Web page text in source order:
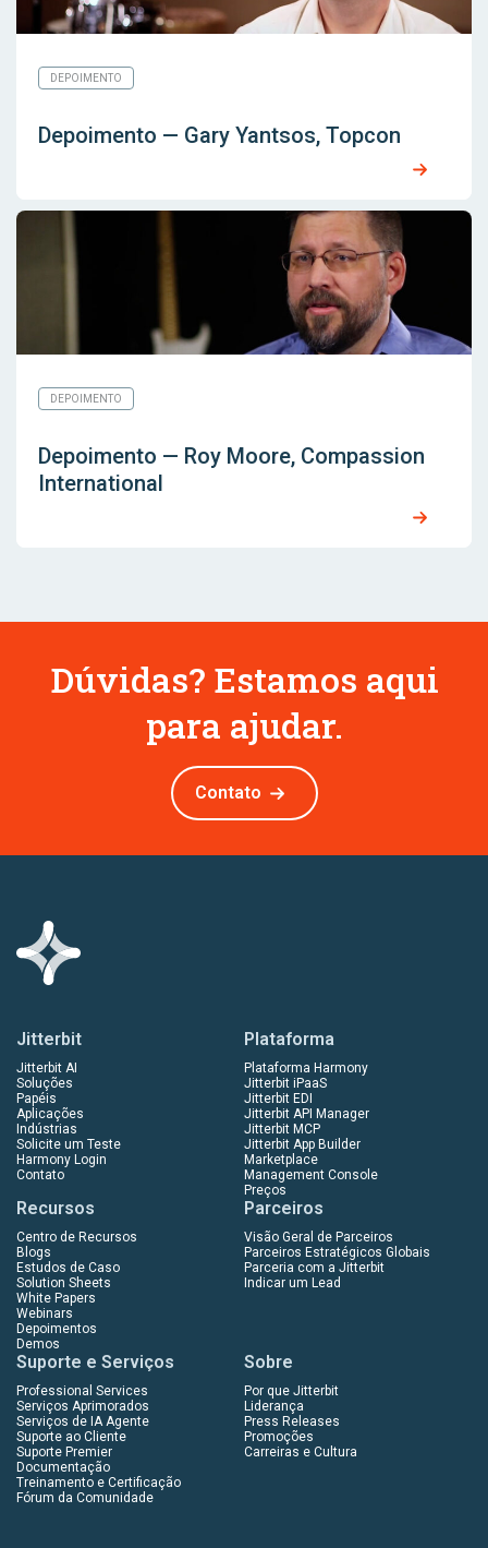
DEPOIMENTO
Depoimento — Gary Yantsos, Topcon
DEPOIMENTO
Depoimento — Roy Moore, Compassion
International
Dúvidas? Estamos aqui
para ajudar.
Contato
Jitterbit
Jitterbit AI
Soluções
Papéis
Aplicações
Indústrias
Solicite um Teste
Harmony Login
Contato
Plataforma
Plataforma Harmony
Jitterbit iPaaS
Jitterbit EDI
Jitterbit API Manager
Jitterbit MCP
Jitterbit App Builder
Marketplace
Management Console
Preços
Recursos
Centro de Recursos
Blogs
Estudos de Caso
Solution Sheets
White Papers
Webinars
Depoimentos
Demos
Parceiros
Visão Geral de Parceiros
Parceiros Estratégicos Globais
Parceria com a Jitterbit
Indicar um Lead
Suporte e Serviços
Professional Services
Serviços Aprimorados
Serviços de IA Agente
Suporte ao Cliente
Suporte Premier
Documentação
Treinamento e Certificação
Fórum da Comunidade
Sobre
Por que Jitterbit
Liderança
Press Releases
Promoções
Carreiras e Cultura